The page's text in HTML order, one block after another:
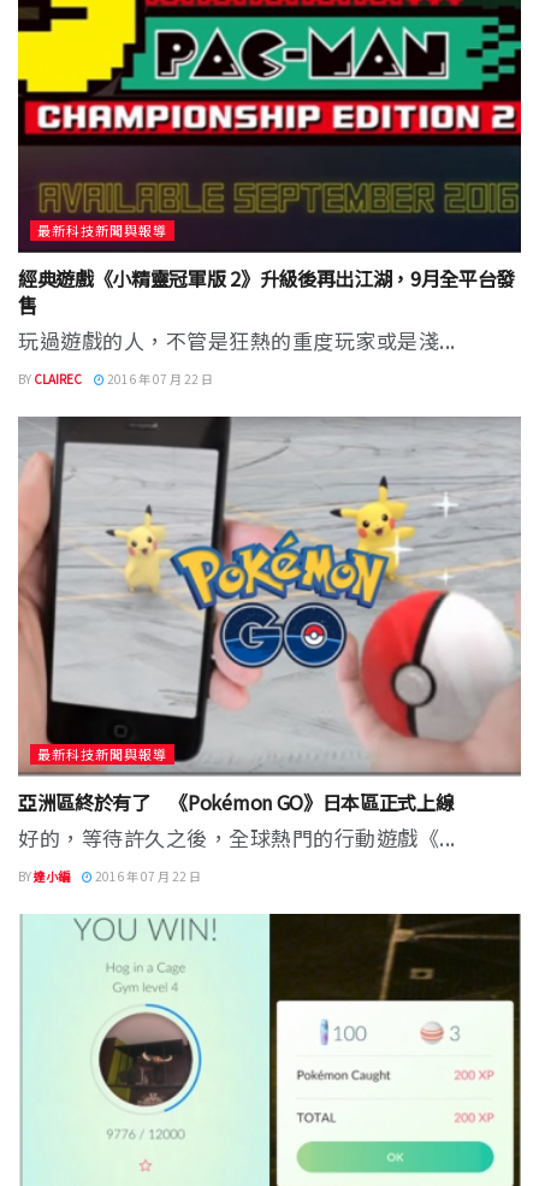
最新科技新聞與報導
經典遊戲《小精靈冠軍版 2》升級後再出江湖，9月全平台發
售
玩過遊戲的人，不管是狂熱的重度玩家或是淺...
BY CLAIREC 2016 年 07 月 22 日
最新科技新聞與報導
亞洲區終於有了 《Pokémon GO》日本區正式上線
好的，等待許久之後，全球熱門的行動遊戲《...
BY達小編 2016 年 07 月 22 日